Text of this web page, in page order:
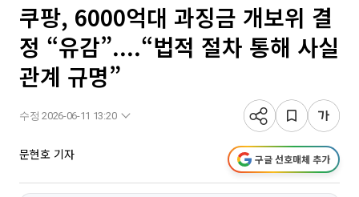
쿠팡, 6000억대 과징금 개보위 결
정 “유감”....“법적 절차 통해 사실
관계 규명”
수정 2026-06-11 13:20
문현호 기자 구글 선호매체 추가